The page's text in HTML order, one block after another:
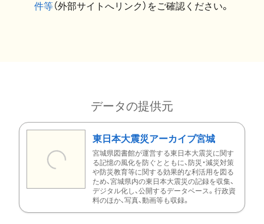
件等（外部サイトへリンク）をご確認ください。
データの提供元
東日本大震災アーカイブ宮城
宮城県図書館が運営する東日本大震災に関す
る記憶の風化を防ぐとともに、防災・減災対策
や防災教育等に関する効果的な利活用を図る
ため、宮城県内の東日本大震災の記録を収集、
デジタル化し、公開するデータベース。行政資
料のほか、写真、動画等も収録。